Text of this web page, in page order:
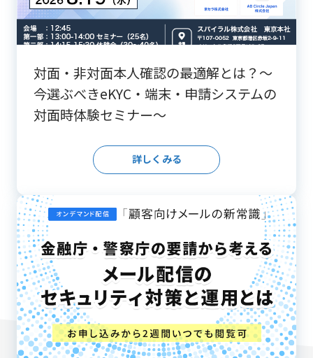
対面・非対面本人確認の最適解とは？～
今選ぶべきeKYC・端末・申請システムの
対面時体験セミナー～
詳しくみる